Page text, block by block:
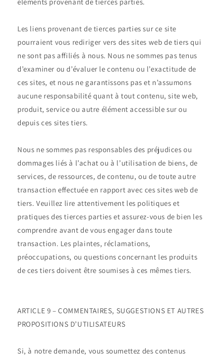
Les liens provenant de tierces parties sur ce site
pourraient vous rediriger vers des sites web de tiers qui
ne sont pas affiliés à nous. Nous ne sommes pas tenus
d’examiner ou d’évaluer le contenu ou l’exactitude de
ces sites, et nous ne garantissons pas et n’assumons
aucune responsabilité quant à tout contenu, site web,
produit, service ou autre élément accessible sur ou
depuis ces sites tiers.
Nous ne sommes pas responsables des préjudices ou
dommages liés à l’achat ou à l’utilisation de biens, de
services, de ressources, de contenu, ou de toute autre
transaction effectuée en rapport avec ces sites web de
tiers. Veuillez lire attentivement les politiques et
pratiques des tierces parties et assurez-vous de bien les
comprendre avant de vous engager dans toute
transaction. Les plaintes, réclamations,
préoccupations, ou questions concernant les produits
de ces tiers doivent être soumises à ces mêmes tiers.
ARTICLE 9 – COMMENTAIRES, SUGGESTIONS ET AUTRES
PROPOSITIONS D’UTILISATEURS
Si, à notre demande, vous soumettez des contenus